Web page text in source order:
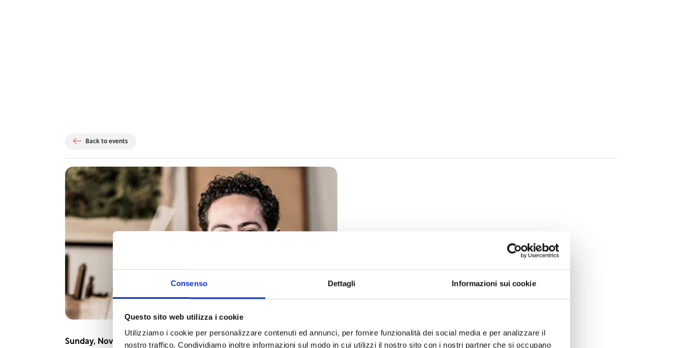
Consenso Dettagli Informazioni sui cookie
Questo sito web utilizza i cookie
Utilizziamo i cookie per personalizzare contenuti ed annunci, per fornire funzionalità dei social media e per analizzare il
nostro traffico. Condividiamo inoltre informazioni sul modo in cui utilizzi il nostro sito con i nostri partner che si occupano
Back to events
Sunday, November 5th, at 6:00 PM (non-subscription)